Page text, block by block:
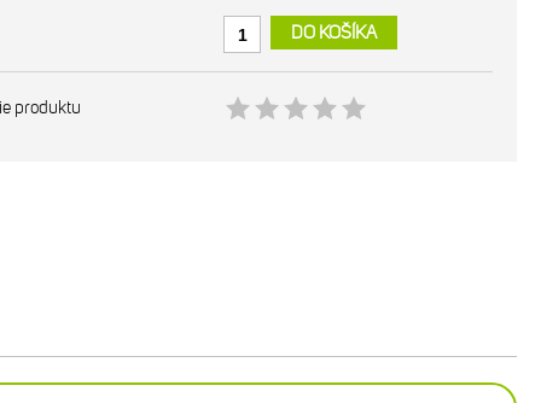
DO KOŠÍKA
produktu